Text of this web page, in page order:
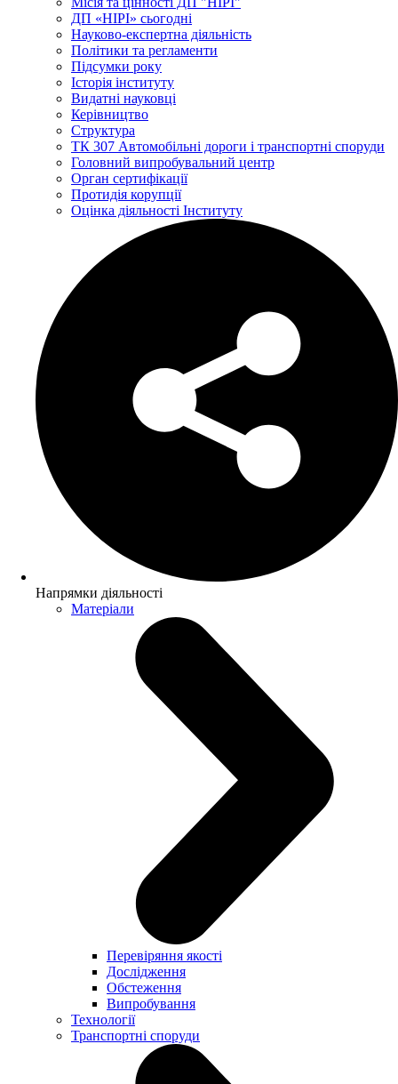
ДП «НІРІ» сьогодні
Науково-експертна діяльність
Політики та регламенти
Підсумки року
Історія інституту
Видатні науковці
Керівництво
Структура
ТК 307 Автомобільні дороги і транспортні споруди
Головний випробувальний центр
Орган сертифікації
Протидія корупції
Оцінка діяльності Інституту
Напрямки діяльності
Матеріали
Перевіряння якості
Дослідження
Обстеження
Випробування
Технології
Транспортні споруди